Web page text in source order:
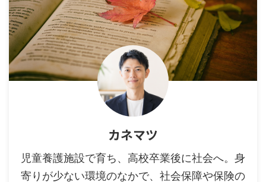
カネマツ
児童養護施設で育ち、高校卒業後に社会へ。身
寄りが少ない環境のなかで、社会保障や保険の